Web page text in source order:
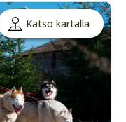
Katso kartalla